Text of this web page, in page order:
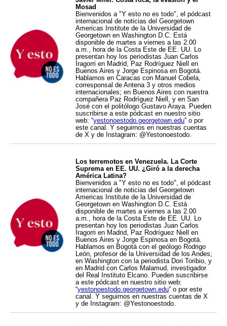
Mosad
Bienvenidos a "Y esto no es todo", el pódcast
internacional de noticias del Georgetown
Americas Institute de la Universidad de
Georgetown en Washington D.C. Está
disponible de martes a viernes a las 2.00
a.m., hora de la Costa Este de EE. UU. Lo
presentan hoy los periodistas Juan Carlos
Iragorri en Madrid, Paz Rodríguez Niell en
Buenos Aires y Jorge Espinosa en Bogotá.
Hablamos en Caracas con Manuel Cobela,
corresponsal de Antena 3 y otros medios
internacionales; en Buenos Aires con nuestra
compañera Paz Rodríguez Niell, y en San
José con el politólogo Gustavo Araya. Pueden
suscribirse a este pódcast en nuestro sitio
web: “yestonoestodo.georgetown.edu” o por
este canal. Y seguirnos en nuestras cuentas
de X y de Instagram: @Yestonoestodo.
Los terremotos en Venezuela. La Corte
Suprema en EE. UU. ¿Giró a la derecha
América Latina?
Bienvenidos a "Y esto no es todo", el pódcast
internacional de noticias del Georgetown
Americas Institute de la Universidad de
Georgetown en Washington D.C. Está
disponible de martes a viernes a las 2.00
a.m., hora de la Costa Este de EE. UU. Lo
presentan hoy los periodistas Juan Carlos
Iragorri en Madrid, Paz Rodríguez Niell en
Buenos Aires y Jorge Espinosa en Bogotá.
Hablamos en Bogotá con el geólogo Rodrigo
León, profesor de la Universidad de los Andes;
en Washington con la periodista Dori Toribio, y
en Madrid con Carlos Malamud, investigador
del Real Instituto Elcano. Pueden suscribirse
a este pódcast en nuestro sitio web:
“yestonoestodo.georgetown.edu” o por este
canal. Y seguirnos en nuestras cuentas de X
y de Instagram: @Yestonoestodo.